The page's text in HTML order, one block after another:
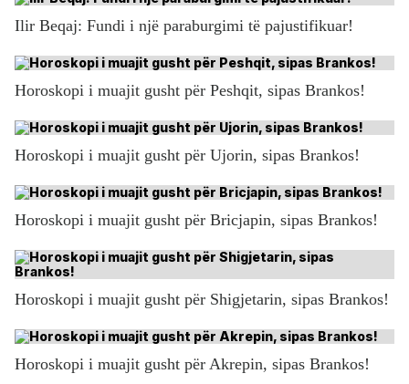
Ilir Beqaj: Fundi i një paraburgimi të pajustifikuar!
Horoskopi i muajit gusht për Peshqit, sipas Brankos!
Horoskopi i muajit gusht për Ujorin, sipas Brankos!
Horoskopi i muajit gusht për Bricjapin, sipas Brankos!
Horoskopi i muajit gusht për Shigjetarin, sipas Brankos!
Horoskopi i muajit gusht për Akrepin, sipas Brankos!